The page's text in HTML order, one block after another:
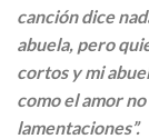
canción dice
abuela, pero
cortos y mi
como el amor
lamentaciones”.